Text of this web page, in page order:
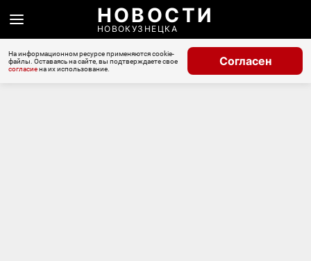
НОВОСТИ
НОВОКУЗНЕЦКА
На информационном ресурсе применяются cookie-
файлы. Оставаясь на сайте, вы подтверждаете свое
согласиена их использование.
Согласен